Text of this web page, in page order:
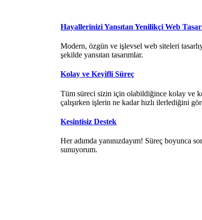
Hayallerinizi Yansıtan Yenilikçi Web
Modern, özgün ve işlevsel web siteleri
şekilde yansıtan tasarımlar.
Kolay ve Keyifli Süreç
Tüm süreci sizin için olabildiğince kolay ve
çalışırken işlerin ne kadar hızlı ilerlediğini
Kesintisiz Destek
Her adımda yanınızdayım! Süreç boyunca
sunuyorum.